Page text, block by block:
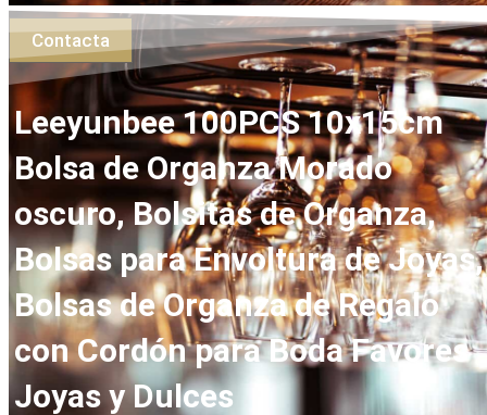
Contacta
Leeyunbee 100PCS 10x15cm
Bolsa de Organza Morado
oscuro, Bolsitas de Organza,
Bolsas para Envoltura de Joyas,
Bolsas de Organza de Regalo
con Cordón para Boda Favores
Joyas y Dulces